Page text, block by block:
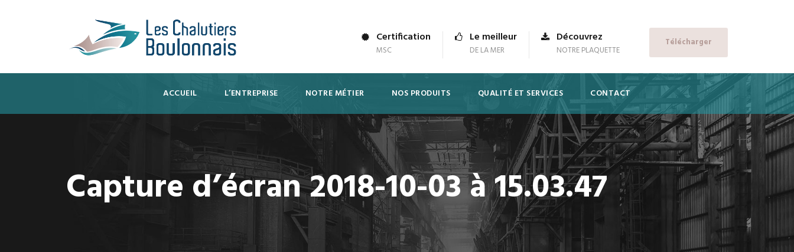
Certification
MSC
Le meilleur
DE LA MER
Découvrez
NOTRE PLAQUETTE
Télécharger
ACCUEIL L’ENTREPRISE NOTRE MÉTIER NOS PRODUITS QUALITÉ ET SERVICES CONTACT
Capture d’écran 2018-10-03 à 15.03.47